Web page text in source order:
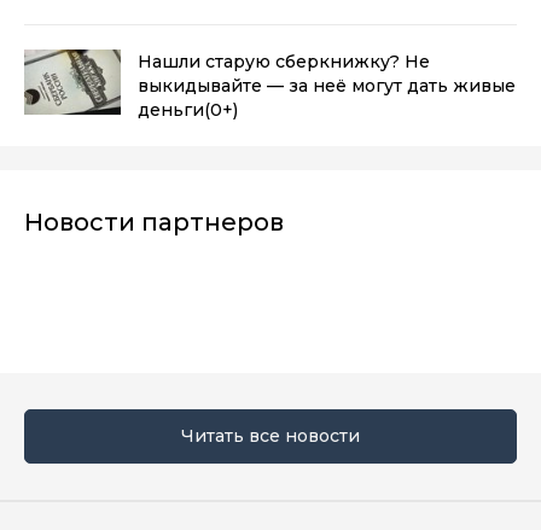
Нашли старую сберкнижку? Не
выкидывайте — за неё могут дать живые
деньги(0+)
Новости партнеров
Читать все новости